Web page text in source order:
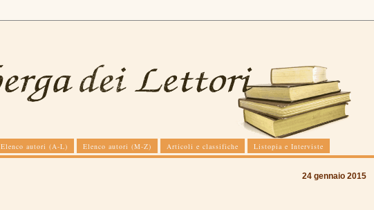
Elenco autori (A-L) Elenco autori (M-Z) Articoli e classifiche Listopia e Interviste
24 gennaio 2015